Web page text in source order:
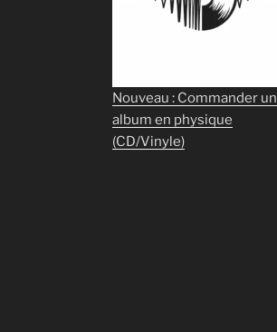
Nouveau : Commander un
album en physique
(CD/Vinyle)